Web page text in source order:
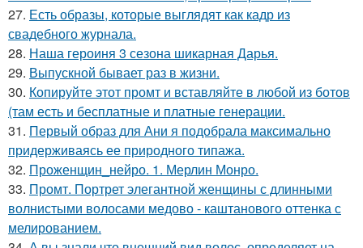
27. Есть образы, которые выглядят как кадр из
свадебного журнала.
28. Наша героиня 3 сезона шикарная Дарья.
29. Выпускной бывает раз в жизни.
30. Копируйте этот промт и вставляйте в любой из ботов
(там есть и бесплатные и платные генерации.
31. Первый образ для Ани я подобрала максимально
придерживаясь ее природного типажа.
32. Проженщин_нейро. 1. Мерлин Монро.
33. Промт. Портрет элегантной женщины с длинными
волнистыми волосами медово - каштанового оттенка с
мелированием.